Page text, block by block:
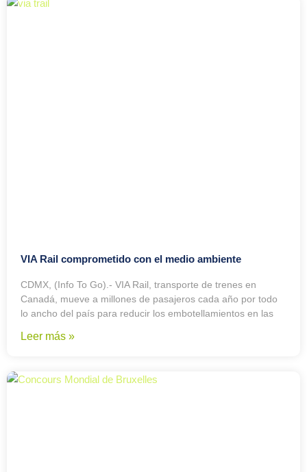
VIA Rail comprometido con el medio ambiente
CDMX, (Info To Go).- VIA Rail, transporte de trenes en
Canadá, mueve a millones de pasajeros cada año por todo
lo ancho del país para reducir los embotellamientos en las
Leer más »